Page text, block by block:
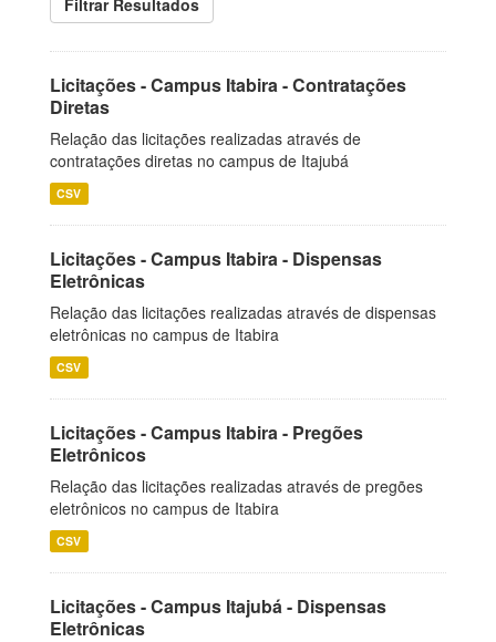
Filtrar Resultados
Licitações - Campus Itabira - Contratações
Diretas
Relação das licitações realizadas através de
contratações diretas no campus de Itajubá
CSV
Licitações - Campus Itabira - Dispensas
Eletrônicas
Relação das licitações realizadas através de dispensas
eletrônicas no campus de Itabira
CSV
Licitações - Campus Itabira - Pregões
Eletrônicos
Relação das licitações realizadas através de pregões
eletrônicos no campus de Itabira
CSV
Licitações - Campus Itajubá - Dispensas
Eletrônicas